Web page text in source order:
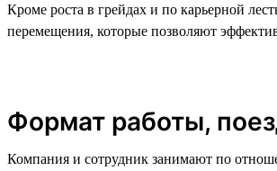
Кроме роста в грейдах и по карьерной
перемещения, которые позволяют
Формат работы,
Компания и сотрудник занимают по